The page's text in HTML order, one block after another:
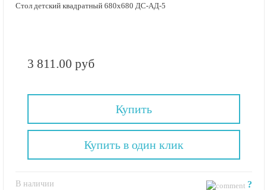
Стол детский квадратный 680х680 ДС-АД-5
3 811.00 руб
Купить
В наличии ?
Купить в один клик